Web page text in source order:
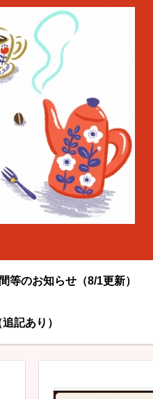
等のお知らせ（8/1更新）
記あり）